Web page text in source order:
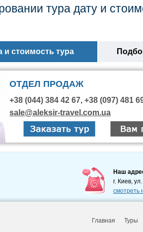
тура дату и
и стоимость тура
ОТДЕЛ ПРОДАЖ
+38 (044) 384 42 67, +38 (097) 481
sale@aleksir-travel.com.ua
Наш
г. Киев,
смотреть
Главная Туры